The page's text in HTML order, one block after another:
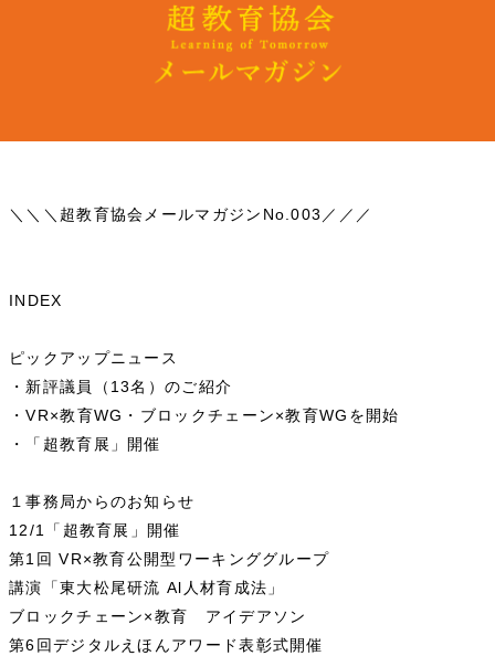
＼＼＼超教育協会メールマガジンNo.003／／／
INDEX
ピックアップニュース
・新評議員（13名）のご紹介
・VR×教育WG・ブロックチェーン×教育WGを開始
・「超教育展」開催
１事務局からのお知らせ
12/1「超教育展」開催
第1回 VR×教育公開型ワーキンググループ
講演「東大松尾研流 Al人材育成法」
ブロックチェーン×教育 アイデアソン
第6回デジタルえほんアワード表彰式開催